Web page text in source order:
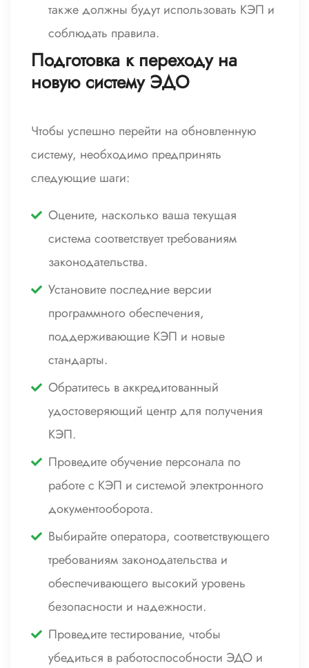
также должны будут использовать КЭП и
соблюдать правила.
Подготовка к переходу на
новую систему ЭДО
Чтобы успешно перейти на обновленную
систему, необходимо предпринять
следующие шаги:
Оцените, насколько ваша текущая
система соответствует требованиям
законодательства.
Установите последние версии
программного обеспечения,
поддерживающие КЭП и новые
стандарты.
Обратитесь в аккредитованный
удостоверяющий центр для получения
КЭП.
Проведите обучение персонала по
работе с КЭП и системой электронного
документооборота.
Выбирайте оператора, соответствующего
требованиям законодательства и
обеспечивающего высокий уровень
безопасности и надежности.
Проведите тестирование, чтобы
убедиться в работоспособности ЭДО и